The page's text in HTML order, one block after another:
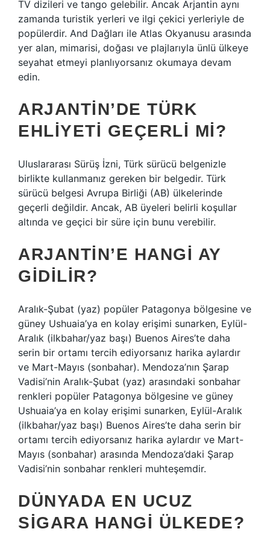
TV dizileri ve tango gelebilir. Ancak Arjantin aynı
zamanda turistik yerleri ve ilgi çekici yerleriyle de
popülerdir. And Dağları ile Atlas Okyanusu arasında
yer alan, mimarisi, doğası ve plajlarıyla ünlü ülkeye
seyahat etmeyi planlıyorsanız okumaya devam
edin.
ARJANTIN’DE TÜRK
EHLIYETI GEÇERLI MI?
Uluslararası Sürüş İzni, Türk sürücü belgenizle
birlikte kullanmanız gereken bir belgedir. Türk
sürücü belgesi Avrupa Birliği (AB) ülkelerinde
geçerli değildir. Ancak, AB üyeleri belirli koşullar
altında ve geçici bir süre için bunu verebilir.
ARJANTIN’E HANGI AY
GIDILIR?
Aralık-Şubat (yaz) popüler Patagonya bölgesine ve
güney Ushuaia’ya en kolay erişimi sunarken, Eylül-
Aralık (ilkbahar/yaz başı) Buenos Aires’te daha
serin bir ortamı tercih ediyorsanız harika aylardır
ve Mart-Mayıs (sonbahar). Mendoza’nın Şarap
Vadisi’nin Aralık-Şubat (yaz) arasındaki sonbahar
renkleri popüler Patagonya bölgesine ve güney
Ushuaia’ya en kolay erişimi sunarken, Eylül-Aralık
(ilkbahar/yaz başı) Buenos Aires’te daha serin bir
ortamı tercih ediyorsanız harika aylardır ve Mart-
Mayıs (sonbahar) arasında Mendoza’daki Şarap
Vadisi’nin sonbahar renkleri muhteşemdir.
DÜNYADA EN UCUZ
SIGARA HANGI ÜLKEDE?